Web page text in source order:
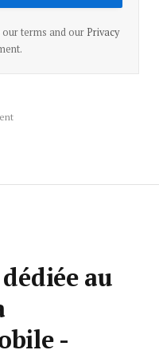
our terms and our Privacy
au
-